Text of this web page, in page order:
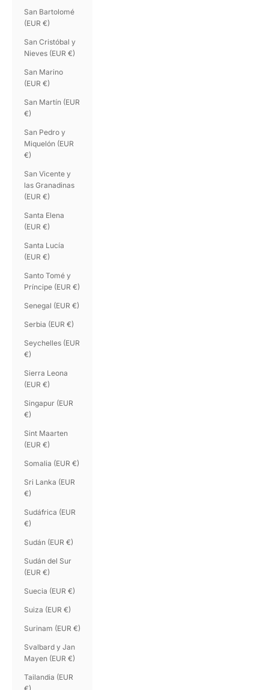
San Bartolomé
(EUR €)
San Cristóbal y
Nieves (EUR €)
San Marino
(EUR €)
San Martín (EUR
€)
San Pedro y
Miquelón (EUR
€)
San Vicente y
las Granadinas
(EUR €)
Santa Elena
(EUR €)
Santa Lucía
(EUR €)
Santo Tomé y
Príncipe (EUR €)
Senegal (EUR €)
Serbia (EUR €)
Seychelles (EUR
€)
Sierra Leona
(EUR €)
Singapur (EUR
€)
Sint Maarten
(EUR €)
Somalia (EUR €)
Sri Lanka (EUR
€)
Sudáfrica (EUR
€)
Sudán (EUR €)
Sudán del Sur
(EUR €)
Suecia (EUR €)
Suiza (EUR €)
Surinam (EUR €)
Svalbard y Jan
Mayen (EUR €)
Tailandia (EUR